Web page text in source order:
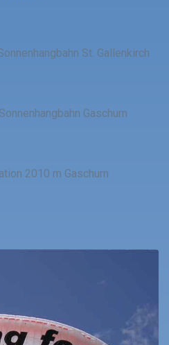
St. Gallenkirch
Gaschurn
2010 m Gaschurn